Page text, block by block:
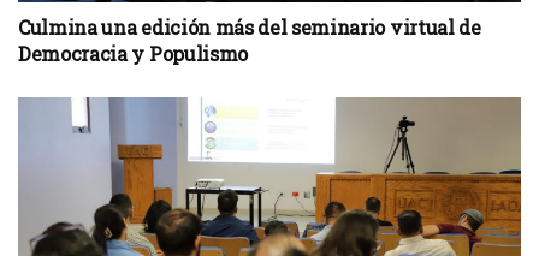
Culmina una edición más del seminario virtual de
Democracia y Populismo